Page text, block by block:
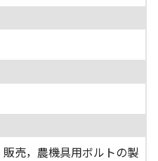
売，農機具用ボルトの製